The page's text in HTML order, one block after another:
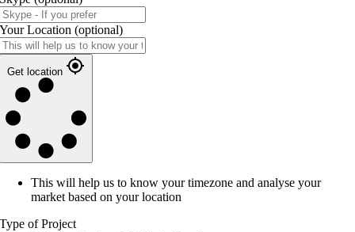
Your Location (optional)
Get location
This will help us to know your timezone and analyse your
market based on your location
Type of Project